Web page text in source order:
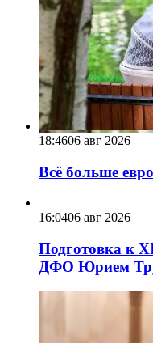
18:4606 авг 2026
Всё больше
16:0406 авг 2026
Подготовка к
ДФО Юрием